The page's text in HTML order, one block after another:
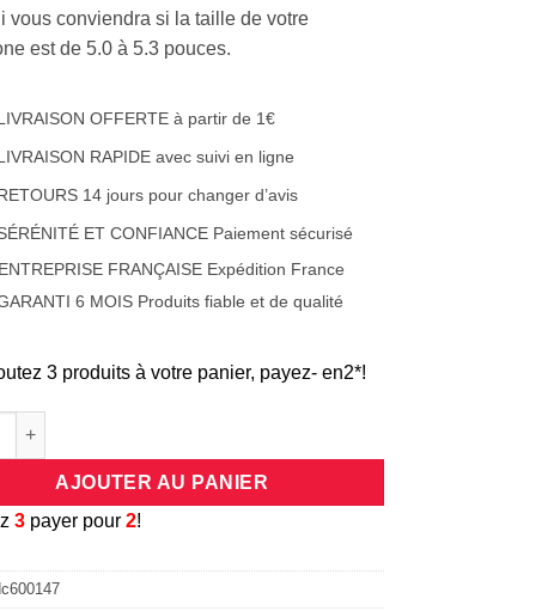
vous conviendra si la taille de votre
est de 5.0 à 5.3 pouces.
OFFERTE à partir de 1€
RAPIDE avec suivi en ligne
14 jours pour changer d’avis
ET CONFIANCE Paiement sécurisé
ENTREPRISE FRANÇAISE Expédition France
6 MOIS Produits fiable et de qualité
3 produits à votre panier, payez- en2*!
de Coque universelle antichocs silicone/cuir rose pour
AJOUTER AU PANIER
3 payer pour2!